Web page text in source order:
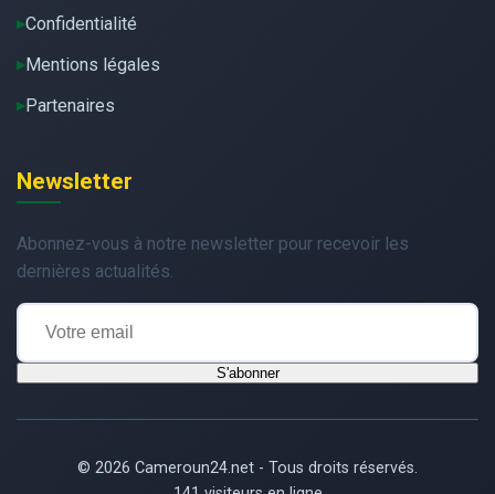
Confidentialité
Mentions légales
Partenaires
Newsletter
Abonnez-vous à notre newsletter pour recevoir les
dernières actualités.
S'abonner
© 2026 Cameroun24.net - Tous droits réservés.